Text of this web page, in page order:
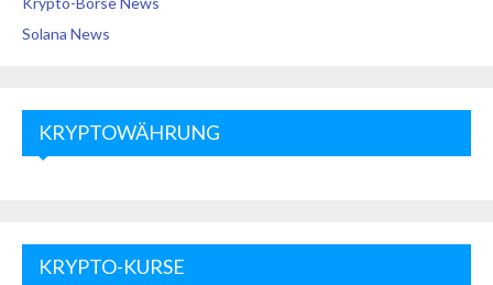
Solana News
KRYPTOWÄHRUNG
KRYPTO-KURSE